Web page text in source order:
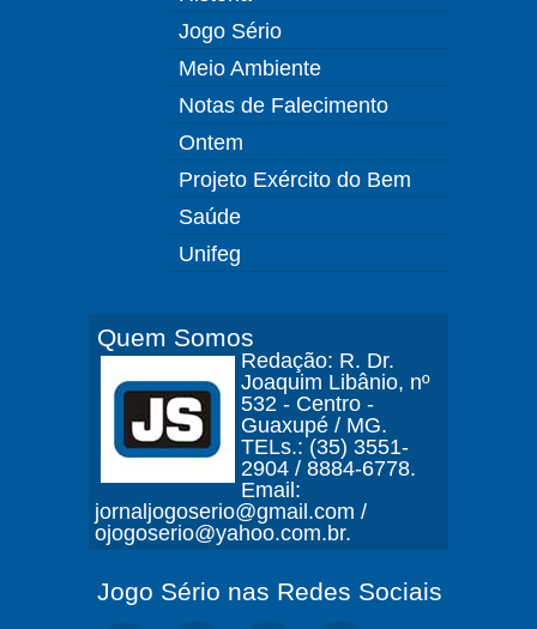
Jogo Sério
Meio Ambiente
Notas de Falecimento
Ontem
Projeto Exército do Bem
Saúde
Unifeg
Quem Somos
Redação: R. Dr.
Joaquim Libânio, nº
532 - Centro -
Guaxupé / MG.
TELs.: (35) 3551-
2904 / 8884-6778.
Email:
jornaljogoserio@gmail.com /
ojogoserio@yahoo.com.br.
Jogo Sério nas Redes Sociais